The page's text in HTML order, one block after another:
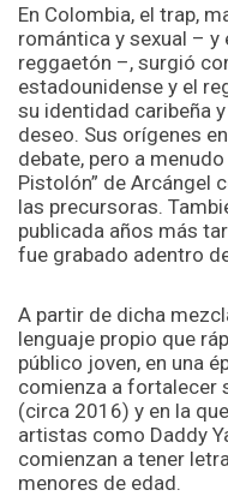
En Colombia, el trap,
romántica y sexual –
reggaetón –, surgió
estadounidense y el
su identidad caribeña
deseo. Sus orígenes
debate, pero a
Pistolón” de Arcángel
las precursoras.
publicada años más
fue grabado adentro
A partir de dicha
lenguaje propio que
público joven, en una
comienza a fortalecer
(circa 2016) y en la
artistas como Daddy
comienzan a tener
menores de edad.